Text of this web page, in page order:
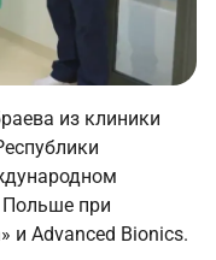
из клиники
Польше при
и Advanced Bionics.